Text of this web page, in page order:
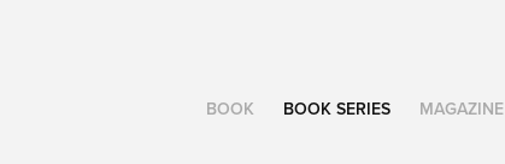
BOOK BOOK SERIES MAGAZINE